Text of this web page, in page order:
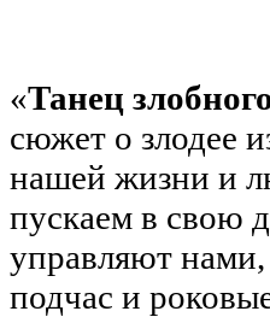
«Танец
сюжет о злодее
нашей жизни и
пускаем в свою
управляют
подчас и